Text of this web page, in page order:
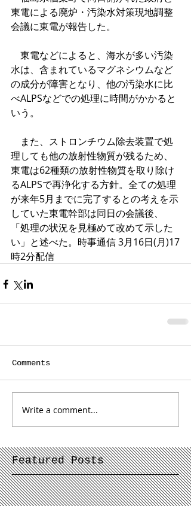
東電による廃炉・汚染水対策現地調整
会議に東電が報告した。
東電などによると、海水が多い汚染
水は、含まれているマグネシウムなど
の成分が障害となり、他の汚染水に比
べALPSなどでの処理に時間がかかると
いう。
また、ストロンチウム除去装置で処
理しても他の放射性物質が残るため、
東電は62種類の放射性物質を取り除け
るALPSで再浄化する方針。全ての処理
が来年5月までに完了するとの考えを示
していた東電幹部は同日の会議後、
「処理の状況を見極めて改めて示した
い」と述べた。時事通信 3月16日(月)17
時2分配信
Comments
Write a comment...
Featured Posts